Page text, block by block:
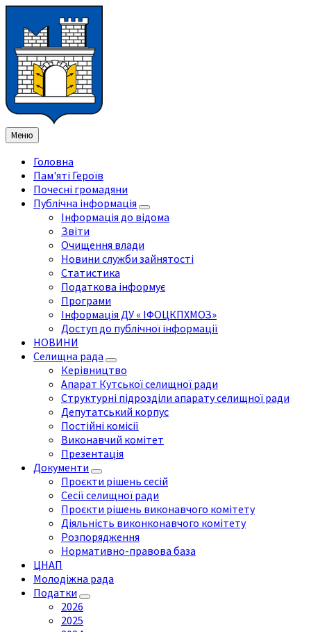
змісту
ліву
бічну
панель
праву
бічну
панель
нижнього
колонтитула
Меню
Головна
Пам'яті Героїв
Почесні громадяни
Публічна інформація
Інформація до відома
Звіти
Очищення влади
Новини служби зайнятості
Статистика
Податкова інформує
Програми
Інформація ДУ « ІФОЦКПХМОЗ»
Доступ до публічної інформації
НОВИНИ
Селищна рада
Керівництво
Апарат Кутської селищної ради
Структурні підрозділи апарату селищної ради
Депутатський корпус
Постійні комісії
Виконавчий комітет
Презентація
Документи
Проєкти рішень сесій
Сесії селищної ради
Проєкти рішень виконавчого комітету
Діяльність виконконавчого комітету
Розпорядження
Нормативно-правова база
ЦНАП
Молодіжна рада
Податки
2026
2025